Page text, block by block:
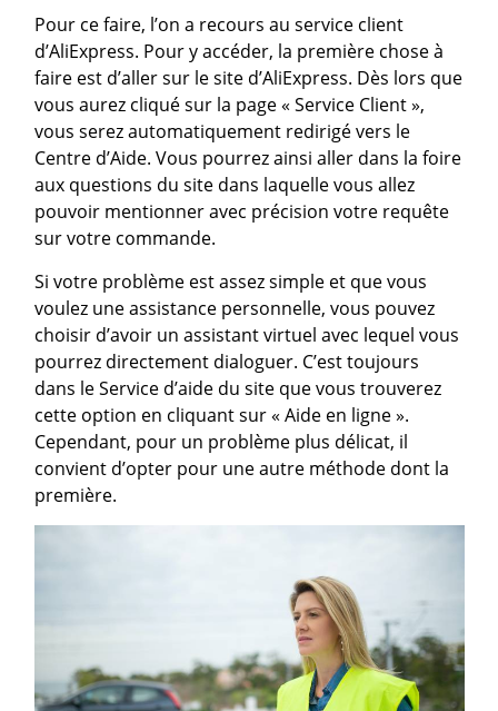
Pour ce faire, l’on a recours au service client
d’AliExpress. Pour y accéder, la première chose à
faire est d’aller sur le site d’AliExpress. Dès lors que
vous aurez cliqué sur la page « Service Client »,
vous serez automatiquement redirigé vers le
Centre d’Aide. Vous pourrez ainsi aller dans la foire
aux questions du site dans laquelle vous allez
pouvoir mentionner avec précision votre requête
sur votre commande.
Si votre problème est assez simple et que vous
voulez une assistance personnelle, vous pouvez
choisir d’avoir un assistant virtuel avec lequel vous
pourrez directement dialoguer. C’est toujours
dans le Service d’aide du site que vous trouverez
cette option en cliquant sur « Aide en ligne ».
Cependant, pour un problème plus délicat, il
convient d’opter pour une autre méthode dont la
première.